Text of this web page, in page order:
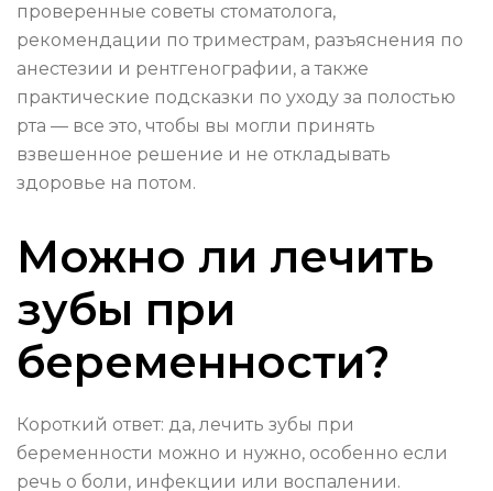
проверенные советы стоматолога,
рекомендации по триместрам, разъяснения по
анестезии и рентгенографии, а также
практические подсказки по уходу за полостью
рта — все это, чтобы вы могли принять
взвешенное решение и не откладывать
здоровье на потом.
Можно ли лечить
зубы при
беременности?
Короткий ответ: да, лечить зубы при
беременности можно и нужно, особенно если
речь о боли, инфекции или воспалении.